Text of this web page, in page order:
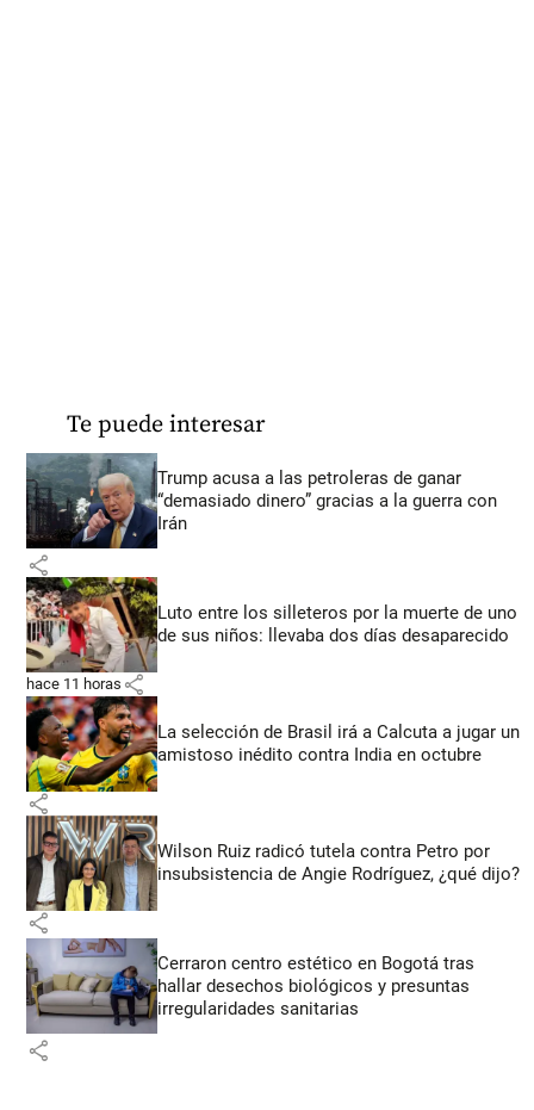
Te puede interesar
Trump acusa a las petroleras de ganar
“demasiado dinero” gracias a la guerra con
Irán
share
Luto entre los silleteros por la muerte de uno
de sus niños: llevaba dos días desaparecido
hace 11 horas share
La selección de Brasil irá a Calcuta a jugar un
amistoso inédito contra India en octubre
share
Wilson Ruiz radicó tutela contra Petro por
insubsistencia de Angie Rodríguez, ¿qué dijo?
share
Cerraron centro estético en Bogotá tras
hallar desechos biológicos y presuntas
irregularidades sanitarias
share